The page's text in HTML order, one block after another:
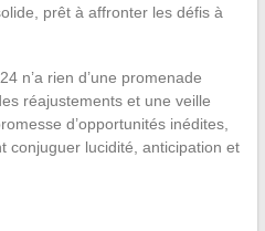
prêt à affronter les défis à
n’a rien d’une promenade
réajustements et une veille
d’opportunités inédites,
conjuguer lucidité, anticipation et